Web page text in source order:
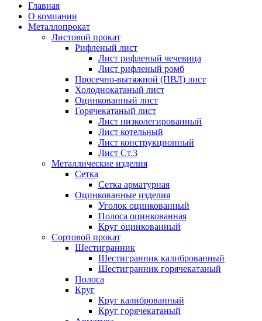
Главная
О компании
Металлопрокат
Листовой прокат
Рифленый лист
Лист рифленый чечевица
Лист рифленый ромб
Просечно-вытяжной (ПВЛ) лист
Холоднокатаный лист
Оцинкованный лист
Горячекатаный лист
Лист низколегированный
Лист котельный
Лист конструкционный
Лист Ст.3
Металлические изделия
Сетка
Сетка арматурная
Оцинкованные изделия
Уголок оцинкованный
Полоса оцинкованная
Круг оцинкованный
Сортовой прокат
Шестигранник
Шестигранник калиброванный
Шестигранник горячекатаный
Полоса
Круг
Круг калиброванный
Круг горячекатаный